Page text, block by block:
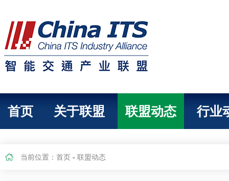
首页 关于联盟 联盟动态 行业
当前位置： 首页 - 联盟动态